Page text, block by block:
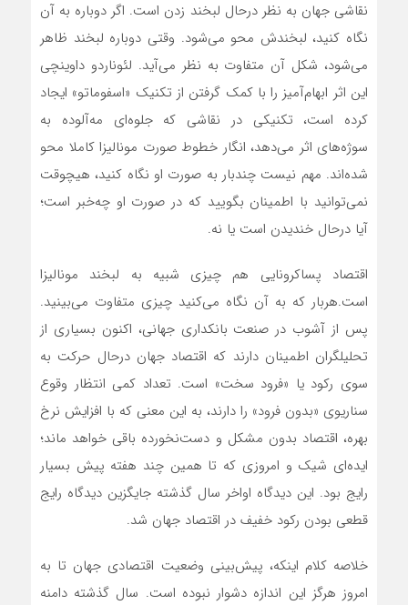
نقاشی جهان به نظر درحال لبخند زدن است. اگر دوباره به آن
نگاه کنید، لبخندش محو می‌شود. وقتی دوباره لبخند ظاهر
می‌شود، شکل آن متفاوت به نظر می‌آید. لئوناردو داوینچی
این اثر ابهام‌آمیز را با کمک گرفتن از تکنیک «اسفوماتو» ایجاد
کرده است، تکنیکی در نقاشی که جلوه‌ای مه‌آلوده به
سوژه‌های اثر می‌دهد، انگار خطوط صورت مونالیزا کاملا محو
شده‌اند. مهم نیست چندبار به صورت او نگاه کنید، هیچوقت
نمی‌توانید با اطمینان بگویید که در صورت او چه‌خبر است؛
آیا درحال خندیدن است یا نه.
اقتصاد پساکرونایی هم چیزی شبیه به لبخند مونالیزا
است.هربار که به آن نگاه می‌کنید چیزی متفاوت می‌بینید.
پس از آشوب در صنعت بانکداری جهانی، اکنون بسیاری از
تحلیلگران اطمینان دارند که اقتصاد جهان درحال حرکت به
سوی رکود یا «فرود سخت» است. تعداد کمی انتظار وقوع
سناریوی «بدون فرود» را دارند، به این معنی که با افزایش نرخ
بهره، اقتصاد بدون مشکل و دست‌نخورده باقی خواهد ماند؛
ایده‌ای شیک و امروزی که تا همین چند هفته پیش بسیار
رایج بود. این دیدگاه اواخر سال گذشته جایگزین دیدگاه رایج
قطعی بودن رکود خفیف در اقتصاد جهان شد.
خلاصه کلام اینکه، پیش‌بینی وضعیت اقتصادی جهان تا به
امروز هرگز این اندازه دشوار نبوده است. سال گذشته دامنه